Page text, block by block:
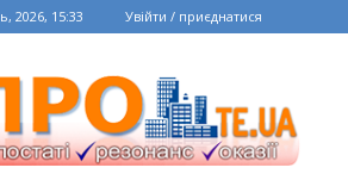
2026, 15:33 Увійти / приєднатися